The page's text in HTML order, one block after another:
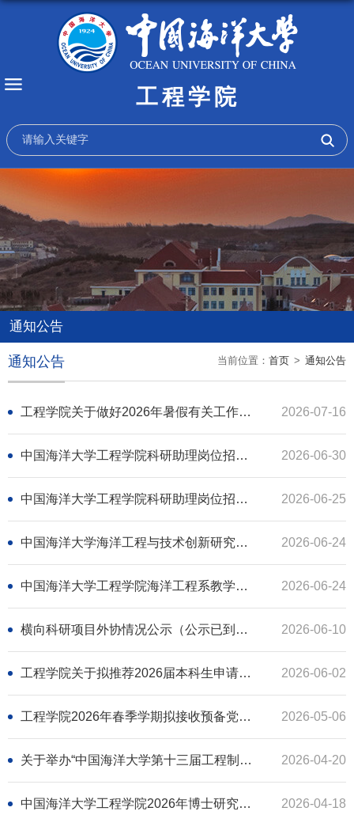
工程学院
通知公告
当前位置： 首页 > 通知公告
通知公告
工程学院关于做好2026年暑假有关工作的通知 2026-07-16
中国海洋大学工程学院科研助理岗位招聘拟录用人选公示(公示已到期) 2026-06-30
中国海洋大学工程学院科研助理岗位招聘拟录用人选公示（公示已到期） 2026-06-25
中国海洋大学海洋工程与技术创新研究院科研辅助人员招聘拟录用人选公示（公示已到期） 2026-06-24
中国海洋大学工程学院海洋工程系教学辅助人员招聘拟录用人选公示（公示已到期） 2026-06-24
横向科研项目外协情况公示（公示已到期） 2026-06-10
工程学院关于拟推荐2026届本科生申请荣誉学士学位人选的公示（公示已到期） 2026-06-02
工程学院2026年春季学期拟接收预备党员公示（公示已到期） 2026-05-06
关于举办“中国海洋大学第十三届工程制图大赛”的通知 2026-04-20
中国海洋大学工程学院2026年博士研究生考试招生工作实施方案 2026-04-18